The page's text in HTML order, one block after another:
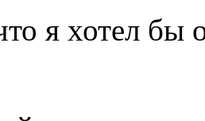
я хотел бы